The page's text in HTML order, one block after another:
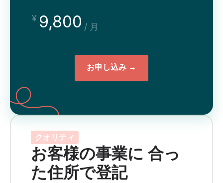
¥ 9,800 / 月
お申し込み →
クオリティ
お客様の事業に 合っ
た住所で登記